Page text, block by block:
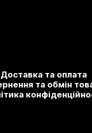
Доставка та оплата
та обмін